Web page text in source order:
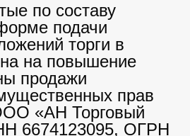
по составу
подачи
торги в
на повышение
продажи
прав
«АН Торговый
6674123095, ОГРН